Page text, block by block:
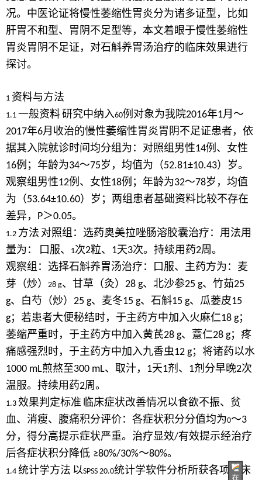
况。中医论证将慢性萎缩性胃炎分为诸多证型，比如
肝胃不和型、胃阴不足型等，本文着眼于慢性萎缩性
胃炎胃阴不足证，对石斛养胃汤治疗的临床效果进行
探讨。
1 资料与方法
1.1 一般资料研究中纳入60例对象为我院2016年1月～
2017年6月收治的慢性萎缩性胃炎胃阴不足证患者，依
据其入院就诊时间均分组为：对照组男性14例、女性
16例；年龄为34～75岁，均值为（52.81±10.43）岁。
观察组男性12例、女性18例；年龄为32～78岁，均值
为（53.64±10.60）岁；两组患者基础资料比较不存在
差异，
P＞0.05。
1.2 方法 对照组：选药奥美拉唑肠溶胶囊治疗：用法用
量为：
口服、 1次2粒、 1天3次。持续用药2周。
观察组：选择石斛养胃汤治疗：口服、主药方为：麦
芽（炒）
28 g、甘草（灸） 28 g、北沙参25 g、竹茹25
g、白芍（炒） 25 g、麦冬15 g、石斛15 g、瓜蒌皮15
g；若患者大便秘结时，于主药方中加入火麻仁18 g；
萎缩严重时，于主药方中加入黄芪28 g、薏仁28 g；疼
痛感强烈时，于主药方中加入九香虫12 g；将诸药以水
1000 mL煎熬至300 mL、取汁， 1天1剂、 1剂分早晚2次
温服。持续用药2周。
1.3 效果判定标准 临床症状改善情况以食欲不振、贫
血、消瘦、腹痛积分评价：各症状积分分值均为0～3
分，得分高提示症状严重。治疗显效/有效提示经治疗
后各症状积分降低 ≥80%/30%～80%。
1.4 统计学方法 以SPSS 20.0统计学软件分析所获各项临床